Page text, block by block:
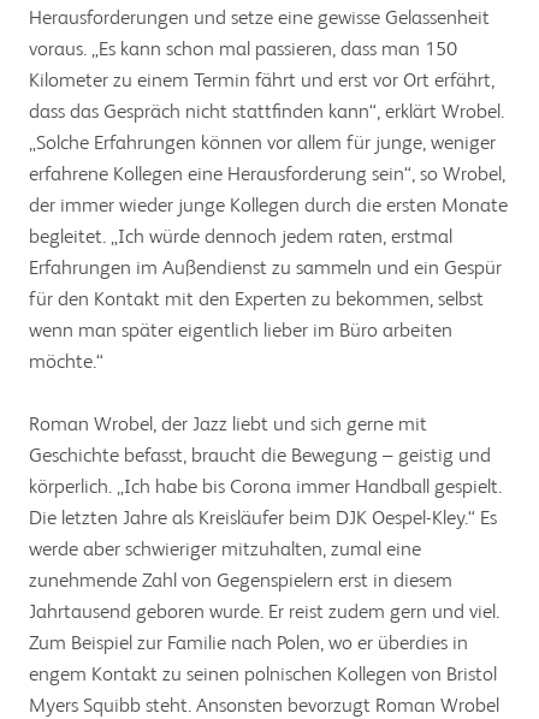
Herausforderungen und setze eine gewisse Gelassenheit
voraus. „Es kann schon mal passieren, dass man 150
Kilometer zu einem Termin fährt und erst vor Ort erfährt,
dass das Gespräch nicht stattfinden kann“, erklärt Wrobel.
„Solche Erfahrungen können vor allem für junge, weniger
erfahrene Kollegen eine Herausforderung sein“, so Wrobel,
der immer wieder junge Kollegen durch die ersten Monate
begleitet. „Ich würde dennoch jedem raten, erstmal
Erfahrungen im Außendienst zu sammeln und ein Gespür
für den Kontakt mit den Experten zu bekommen, selbst
wenn man später eigentlich lieber im Büro arbeiten
möchte.“
Roman Wrobel, der Jazz liebt und sich gerne mit
Geschichte befasst, braucht die Bewegung – geistig und
körperlich. „Ich habe bis Corona immer Handball gespielt.
Die letzten Jahre als Kreisläufer beim DJK Oespel-Kley.“ Es
werde aber schwieriger mitzuhalten, zumal eine
zunehmende Zahl von Gegenspielern erst in diesem
Jahrtausend geboren wurde. Er reist zudem gern und viel.
Zum Beispiel zur Familie nach Polen, wo er überdies in
engem Kontakt zu seinen polnischen Kollegen von Bristol
Myers Squibb steht. Ansonsten bevorzugt Roman Wrobel